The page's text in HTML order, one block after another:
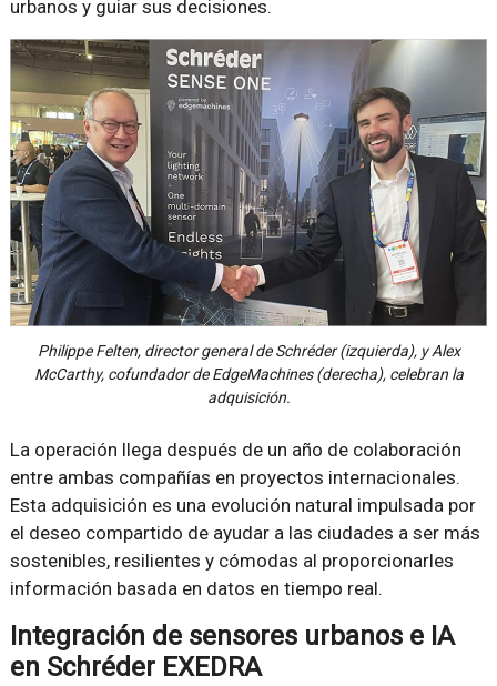
urbanos y guiar sus decisiones.
Philippe Felten, director general de Schréder (izquierda), y Alex
McCarthy, cofundador de EdgeMachines (derecha), celebran la
adquisición.
La operación llega después de un año de colaboración
entre ambas compañías en proyectos internacionales.
Esta adquisición es una evolución natural impulsada por
el deseo compartido de ayudar a las ciudades a ser más
sostenibles, resilientes y cómodas al proporcionarles
información basada en datos en tiempo real.
Integración de sensores urbanos e IA
en Schréder EXEDRA